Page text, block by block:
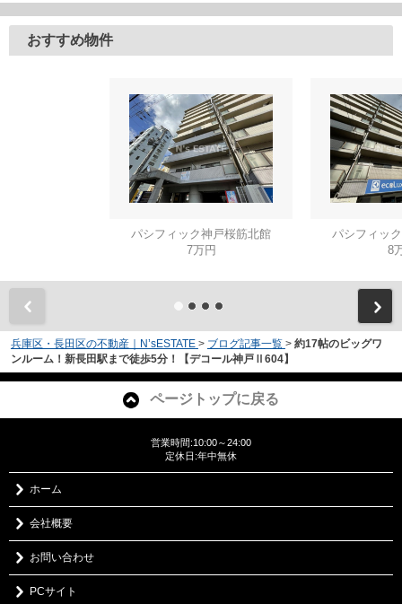
おすすめ物件
パシフィック神戸桜筋北館
7万円
パシフィッ
8
兵庫区・長田区の不動産｜N’sESTATE > ブログ記事一覧 > 約17帖のビッグワ
ンルーム！新長田駅まで徒歩5分！【デコール神戸Ⅱ604】
ページトップに戻る
営業時間:10:00～24:00
定休日:年中無休
ホーム
会社概要
お問い合わせ
PCサイト